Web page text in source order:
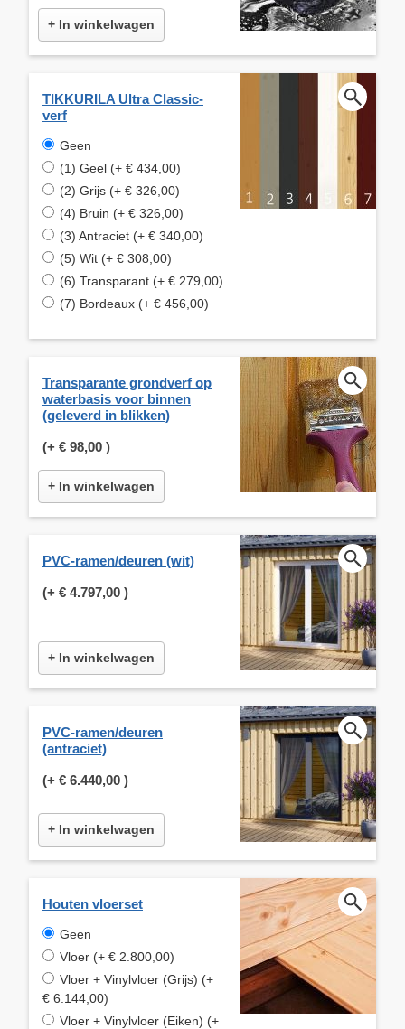
+ In winkelwagen
TIKKURILA Ultra Classic-
verf
Geen
(1) Geel (+ € 434,00)
(2) Grijs (+ € 326,00)
(4) Bruin (+ € 326,00)
(3) Antraciet (+ € 340,00)
(5) Wit (+ € 308,00)
(6) Transparant (+ € 279,00)
(7) Bordeaux (+ € 456,00)
Transparante grondverf op
waterbasis voor binnen
(geleverd in blikken)
(+ € 98,00 )
+ In winkelwagen
PVC-ramen/deuren (wit)
(+ € 4.797,00 )
+ In winkelwagen
PVC-ramen/deuren
(antraciet)
(+ € 6.440,00 )
+ In winkelwagen
Houten vloerset
Geen
Vloer (+ € 2.800,00)
Vloer + Vinylvloer (Grijs) (+
€ 6.144,00)
Vloer + Vinylvloer (Eiken) (+